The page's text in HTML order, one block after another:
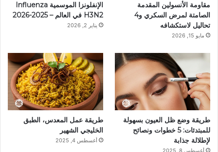
مقاومة الأنسولين المقدمة
الصامتة لمرض السكري و4
تحاليل لاستكشافه
مايو 15, 2026
الإنفلونزا الموسمية Influenza
H3N2 في العالم – 2025-2026
يناير 2, 2026
طريقة وضع ظل العيون بسهولة
للمبتدئات: 5 خطوات ونصائح
لإطلالة جذابة
أغسطس 8, 2025
طريقة عمل المعدس، الطبق
الخليجي الشهير
أغسطس 4, 2025